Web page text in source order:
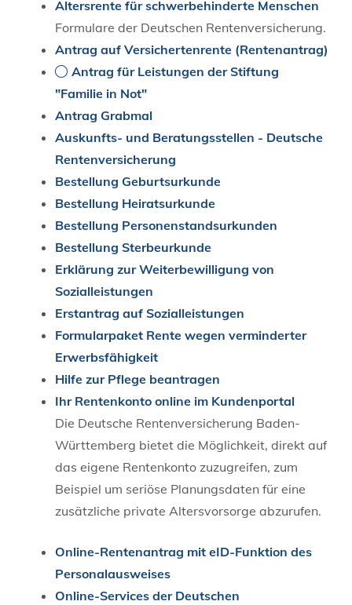
Altersrente für schwerbehinderte Menschen
Formulare der Deutschen Rentenversicherung.
Antrag auf Versichertenrente (Rentenantrag)
Antrag für Leistungen der Stiftung
"Familie in Not"
Antrag Grabmal
Auskunfts- und Beratungsstellen - Deutsche
Rentenversicherung
Bestellung Geburtsurkunde
Bestellung Heiratsurkunde
Bestellung Personenstandsurkunden
Bestellung Sterbeurkunde
Erklärung zur Weiterbewilligung von
Sozialleistungen
Erstantrag auf Sozialleistungen
Formularpaket Rente wegen verminderter
Erwerbsfähigkeit
Hilfe zur Pflege beantragen
Ihr Rentenkonto online im Kundenportal
Die Deutsche Rentenversicherung Baden-
Württemberg bietet die Möglichkeit, direkt auf
das eigene Rentenkonto zuzugreifen, zum
Beispiel um seriöse Planungsdaten für eine
zusätzliche private Altersvorsorge abzurufen.
Online-Rentenantrag mit eID-Funktion des
Personalausweises
Online-Services der Deutschen